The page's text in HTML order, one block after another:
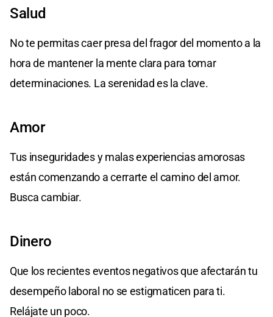
Salud
No te permitas caer presa del fragor del momento a la
hora de mantener la mente clara para tomar
determinaciones. La serenidad es la clave.
Amor
Tus inseguridades y malas experiencias amorosas
están comenzando a cerrarte el camino del amor.
Busca cambiar.
Dinero
Que los recientes eventos negativos que afectarán tu
desempeño laboral no se estigmaticen para ti.
Relájate un poco.